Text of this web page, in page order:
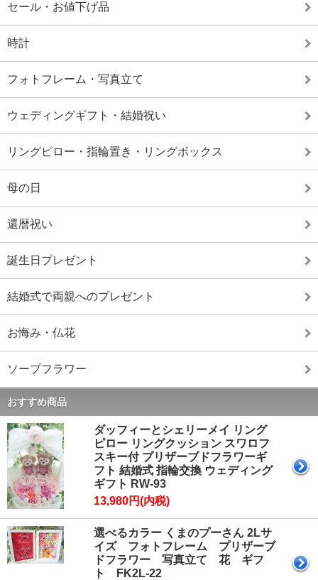
セール・お値下げ品
時計
フォトフレーム・写真立て
ウェディングギフト・結婚祝い
リングピロー・指輪置き・リングボックス
母の日
還暦祝い
誕生日プレゼント
結婚式で両親へのプレゼント
お悔み・仏花
ソープフラワー
おすすめ商品
ダッフィーとシェリーメイ リング
ピロー リングクッション スワロフ
スキー付 プリザーブドフラワーギ
フト 結婚式 指輪交換 ウェディング
ギフト RW-93
13,980円(内税)
選べるカラー くまのプーさん 2Lサ
イズ フォトフレーム プリザーブ
ドフラワー 写真立て 花 ギフ
ト FK2L-22